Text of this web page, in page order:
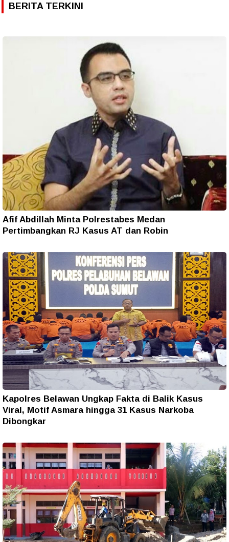
BERITA TERKINI
Afif Abdillah Minta Polrestabes Medan
Pertimbangkan RJ Kasus AT dan Robin
Kapolres Belawan Ungkap Fakta di Balik Kasus
Viral, Motif Asmara hingga 31 Kasus Narkoba
Dibongkar